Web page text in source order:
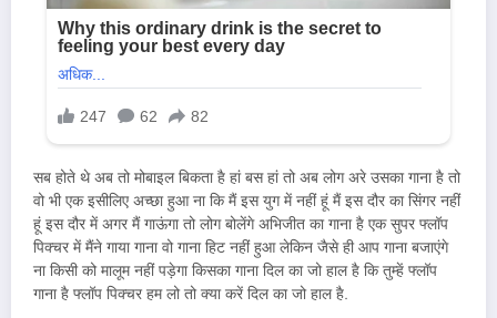
सब होते थे अब तो मोबाइल बिकता है हां बस हां तो अब लोग अरे उसका गाना है तो
वो भी एक इसीलिए अच्छा हुआ ना कि मैं इस युग में नहीं हूं मैं इस दौर का सिंगर नहीं
हूं इस दौर में अगर मैं गाऊंगा तो लोग बोलेंगे अभिजीत का गाना है एक सुपर फ्लॉप
पिक्चर में मैंने गाया गाना वो गाना हिट नहीं हुआ लेकिन जैसे ही आप गाना बजाएंगे
ना किसी को मालूम नहीं पड़ेगा किसका गाना दिल का जो हाल है कि तुम्हें फ्लॉप
गाना है फ्लॉप पिक्चर हम लो तो क्या करें दिल का जो हाल है.